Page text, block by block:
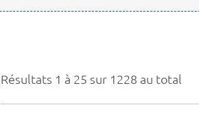
Résultats 1 à 25 sur 1228 au total